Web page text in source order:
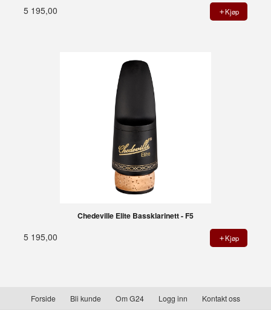
5 195,00 Kjøp
Chedeville Elite Bassklarinett - F5
5 195,00 Kjøp
Forside Bli kunde Om G24 Logg inn Kontakt oss